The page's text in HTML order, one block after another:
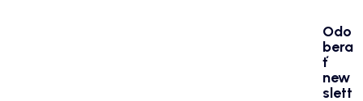
Odo
bera
ť
new
slett